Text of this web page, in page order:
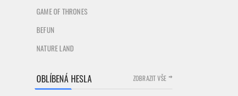
GAME OF THRONES
BEFUN
NATURE LAND
OBLÍBENÁ HESLA ZOBRAZIT VŠE